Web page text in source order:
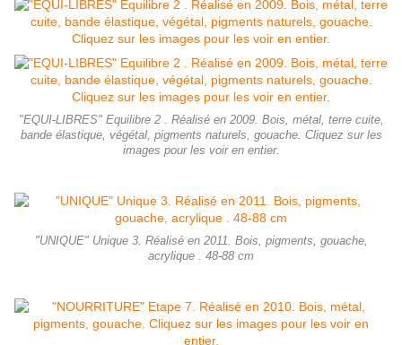
"EQUI-LIBRES" Equilibre 2 . Réalisé en 2009. Bois, métal, terre cuite,
bande élastique, végétal, pigments naturels, gouache. Cliquez sur les
images pour les voir en entier.
"UNIQUE" Unique 3. Réalisé en 2011. Bois, pigments, gouache,
acrylique . 48-88 cm